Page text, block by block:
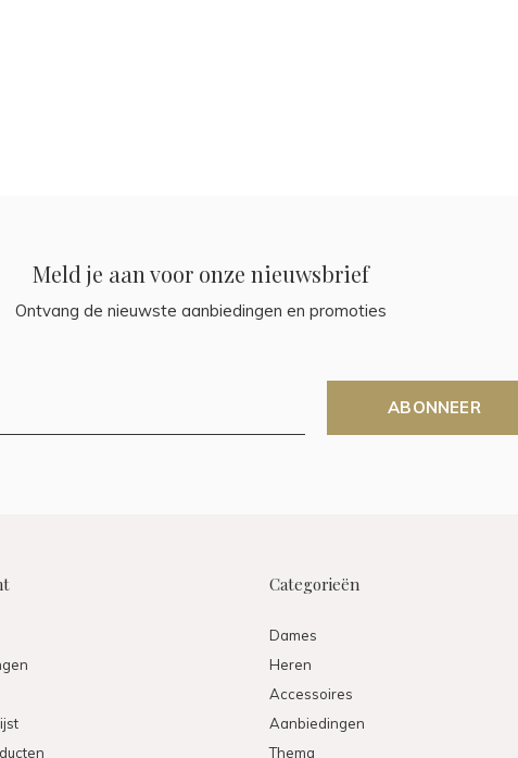
Meld je aan voor onze nieuwsbrief
Ontvang de nieuwste aanbiedingen en promoties
ABONNEER
Categorieën
Dames
Heren
Accessoires
Aanbiedingen
Thema